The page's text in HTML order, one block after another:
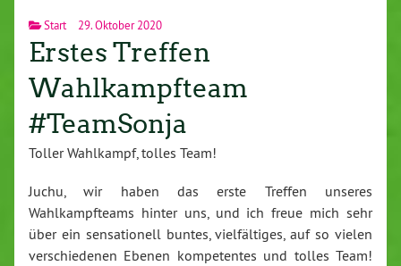
Start 29. Oktober 2020
Erstes Treffen
Wahlkampfteam
#TeamSonja
Toller Wahlkampf, tolles Team!
Juchu, wir haben das erste Treffen unseres
Wahlkampfteams hinter uns, und ich freue mich sehr
über ein sensationell buntes, vielfältiges, auf so vielen
verschiedenen Ebenen kompetentes und tolles Team!